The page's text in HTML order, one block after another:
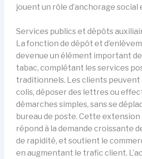
jouent un rôle d’anchorage social
Services publics et dépôts
La fonction de dépôt et
devenue un élément important
tabac, complétant les services
traditionnels. Les clients peuvent
colis, déposer des lettres ou
démarches simples, sans se
bureau de poste. Cette extension
répond à la demande croissante
de rapidité, et soutient le
en augmentant le trafic client.